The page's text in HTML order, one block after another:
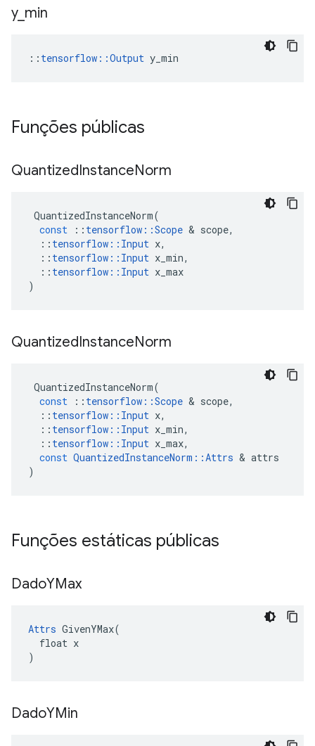
y_ min
:: tensorflow::Output y_min
Funções públicas
QuantizedInstanceNorm
QuantizedInstanceNorm(
const
:: tensorflow ::Scope & scope,
:: tensorflow :: Input x,
:: tensorflow :: Input x_min,
:: tensorflow :: Input x_max
)
QuantizedInstanceNorm
QuantizedInstanceNorm(
const
:: tensorflow ::Scope & scope,
:: tensorflow :: Input x,
:: tensorflow :: Input x_min,
:: tensorflow :: Input x_max,
const QuantizedInstanceNorm ::Attrs & attrs
)
Funções estáticas públicas
DadoYMax
Attrs GivenYMax(
  float x
)
DadoYMin